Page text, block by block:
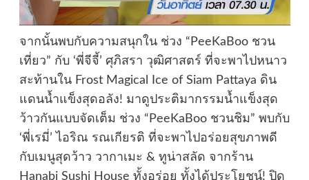
จากนั้นพบกับความสนุกใน ช่วง “PeeKaBoo ชวน
เที่ยว” กับ ‘พี่จีจี้’ ศุภิสรา วุฒิศาสตร์ ที่จะพาไปหนาว
สะท้านใน Frost Magical Ice of Siam Pattaya ดิน
แดนน้ำแข็งสุดอลัง! มาดูประติมากรรมน้ำแข็งสุด
ว้าวกันแบบจัดเต็ม ช่วง “PeeKaBoo ชวนชิม” พบกับ
‘พี่เรมี่’ ไอริณ รณเกียรติ ที่จะพาไปอร่อยสุขภาพดี
กับเมนูสุดว้าว วากาเมะ & ทูน่าสลัด จากร้าน
Hanabi Sushi House ทั้งอร่อย ทั้งได้ประโยชน์! ปิด